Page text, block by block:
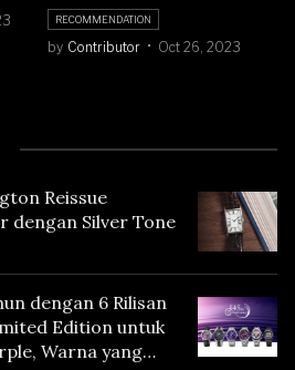
RECOMMENDATION
by Contributor Oct 26, 2023
Reissue
dengan Silver Tone
dengan 6 Rilisan
Edition untuk
Warna yang